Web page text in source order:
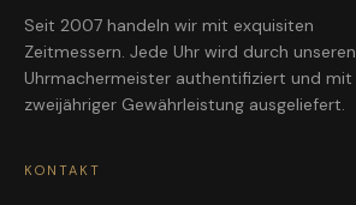
Seit 2007 handeln wir mit exquisiten
Zeitmessern. Jede Uhr wird durch unseren
Uhrmachermeister authentifiziert und mit
zweijähriger Gewährleistung ausgeliefert.
KONTAKT